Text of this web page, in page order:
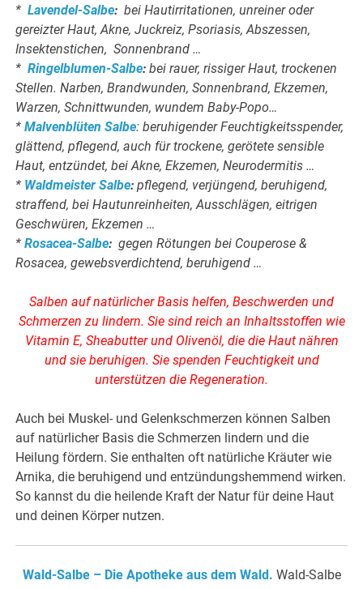
*Lavendel-Salbe: bei Hautirritationen, unreiner oder
gereizter Haut, Akne, Juckreiz, Psoriasis, Abszessen,
Insektenstichen, Sonnenbrand …
*Ringelblumen-Salbe: bei rauer, rissiger Haut, trockenen
Stellen. Narben, Brandwunden, Sonnenbrand, Ekzemen,
Warzen, Schnittwunden, wundem Baby-Popo…
*Malvenblüten Salbe: beruhigender Feuchtigkeitsspender,
glättend, pflegend, auch für trockene, gerötete sensible
Haut, entzündet, bei Akne, Ekzemen, Neurodermitis …
* Waldmeister Salbe: pflegend, verjüngend, beruhigend,
straffend, bei Hautunreinheiten, Ausschlägen, eitrigen
Geschwüren, Ekzemen …
* Rosacea-Salbe: gegen Rötungen bei Couperose &
Rosacea, gewebsverdichtend, beruhigend …
Salben auf natürlicher Basis helfen, Beschwerden und
Schmerzen zu lindern. Sie sind reich an Inhaltsstoffen wie
Vitamin E, Sheabutter und Olivenöl, die die Haut nähren
und sie beruhigen. Sie spenden Feuchtigkeit und
unterstützen die Regeneration.
Auch bei Muskel- und Gelenkschmerzen können Salben
auf natürlicher Basis die Schmerzen lindern und die
Heilung fördern. Sie enthalten oft natürliche Kräuter wie
Arnika, die beruhigend und entzündungshemmend wirken.
So kannst du die heilende Kraft der Natur für deine Haut
und deinen Körper nutzen.
Wald-Salbe – Die Apotheke aus dem Wald. Wald-Salbe